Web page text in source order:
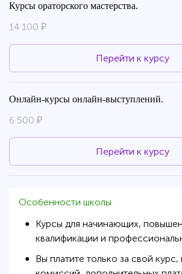
Курсы ораторского мастерства.
14 100 ₽
Перейти к курсу
Онлайн-курсы онлайн-выступлений.
6 500 ₽
Перейти к курсу
Особенности школы
●
Курсы для начинающих,
квалификации и
●
Вы платите только за свой